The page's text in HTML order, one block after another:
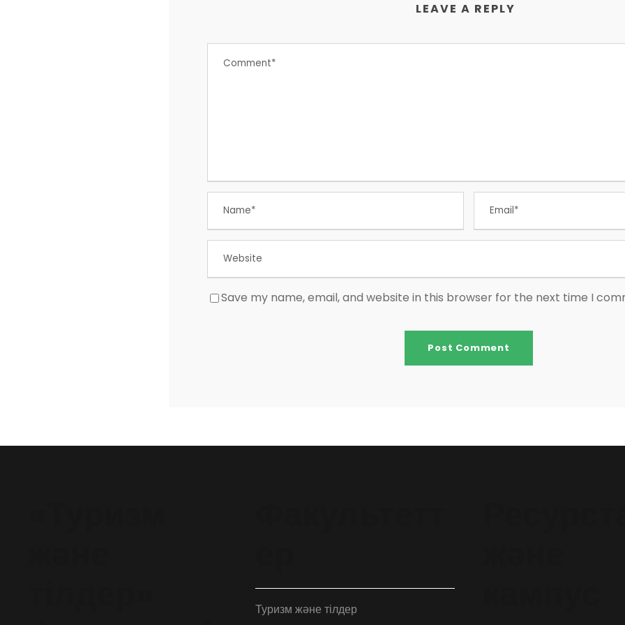
LEAVE A REPLY
Save my name, email, and website in this browser for the next time I
Туризм және тілдер